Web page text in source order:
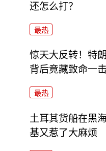
还怎么打？
最热
惊天大反转！特
背后竟藏致命一击
最热
土耳其货船在黑
基又惹了大麻烦